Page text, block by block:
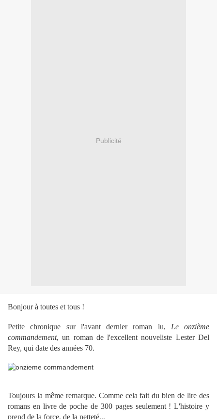
Publicité
Bonjour à toutes et tous !
Petite chronique sur l'avant dernier roman lu, Le onzième
commandement, un roman de l'excellent nouveliste Lester Del
Rey, qui date des années 70.
Toujours la même remarque. Comme cela fait du bien de lire des
romans en livre de poche de 300 pages seulement ! L'histoire y
prend de la force, de la netteté...